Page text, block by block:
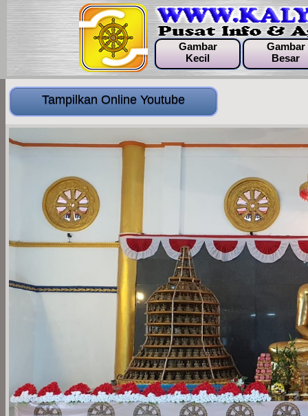
Gambar
Kecil
Gambar
Besar
Tampilkan Online Youtube